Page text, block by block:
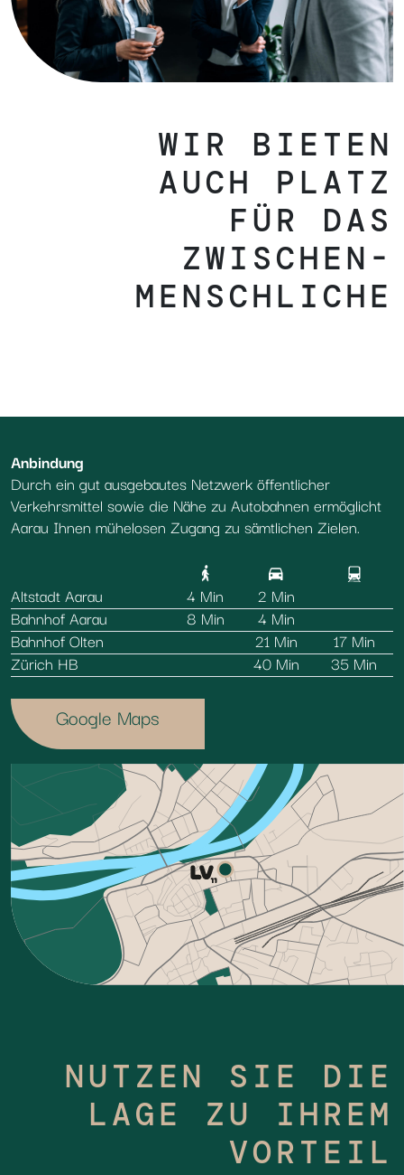
WIR BIETEN
AUCH PLATZ
FÜR DAS
ZWISCHEN-
MENSCHLICHE
Anbindung
Durch ein gut ausgebautes Netzwerk öffentlicher
Verkehrsmittel sowie die Nähe zu Autobahnen ermöglicht
Aarau Ihnen mühelosen Zugang zu sämtlichen Zielen.
Altstadt Aarau 4 Min
2 Min
Bahnhof Aarau
8 Min
4 Min
Bahnhof Olten
21 Min
17 Min
Zürich HB
40 Min 35 Min
Google Maps
NUTZEN SIE DIE
LAGE ZU IHREM
VORTEIL